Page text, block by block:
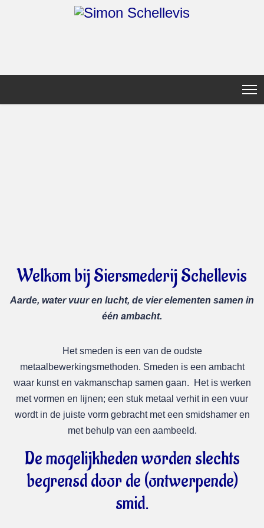
Welkom bij Siersmederij Schellevis
Aarde, water vuur en lucht, de vier elementen samen in
één ambacht.
Het smeden is een van de oudste
metaalbewerkingsmethoden. Smeden is een ambacht
waar kunst en vakmanschap samen gaan. Het is werken
met vormen en lijnen; een stuk metaal verhit in een vuur
wordt in de juiste vorm gebracht met een smidshamer en
met behulp van een aambeeld.
De mogelijkheden worden slechts
begrensd door de (ontwerpende)
smid.